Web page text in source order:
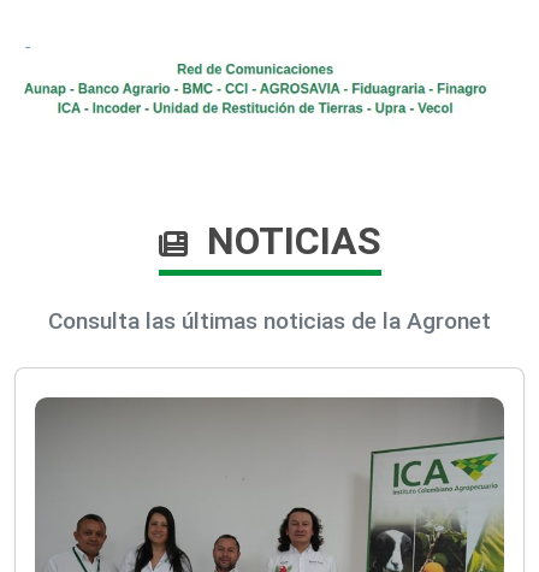
NOTICIAS
Consulta las últimas noticias de la Agronet